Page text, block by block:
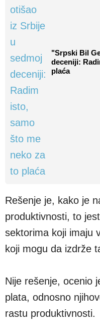
"Srpski Bil
deceniji:
plaća
Rešenje je, kako je
produktivnosti, to
sektorima koji imaju
koji mogu da izdrže
Nije rešenje, ocenio
plata, odnosno
rastu produktivnosti.